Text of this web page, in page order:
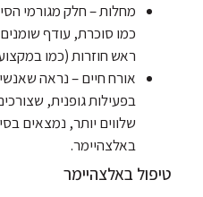
מחלות – חלק מגורמי
כמו סוכרת, עודף
ראש חוזרות (כמו
אורח חיים – נראה
בפעילות גופנית,
שלווים יותר, נמצאים
באלצהיימר.
טיפול באלצהיימר